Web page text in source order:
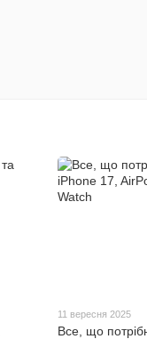
11 вересня 2025
Все, що